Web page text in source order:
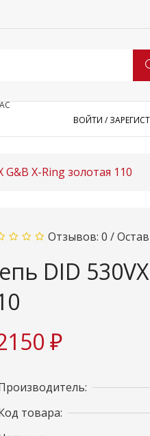
ВОЙТИ /
X-Ring золотая 110
Отзывов: 0 /
DID
₽
товара: